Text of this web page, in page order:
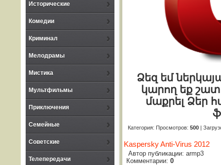
Исторические
Комедии
Криминал
Мелодрамы
Мистика
Мультфильмы
Приключения
Семейные
Советские
Телепередачи
Ձեզ եմ
կարող եք
մաքրել Ձեր
Категория: Просмотров: 500|
Kaspersky Anti-Virus 2012
Автор публикации: armp3
Комментарии: 0